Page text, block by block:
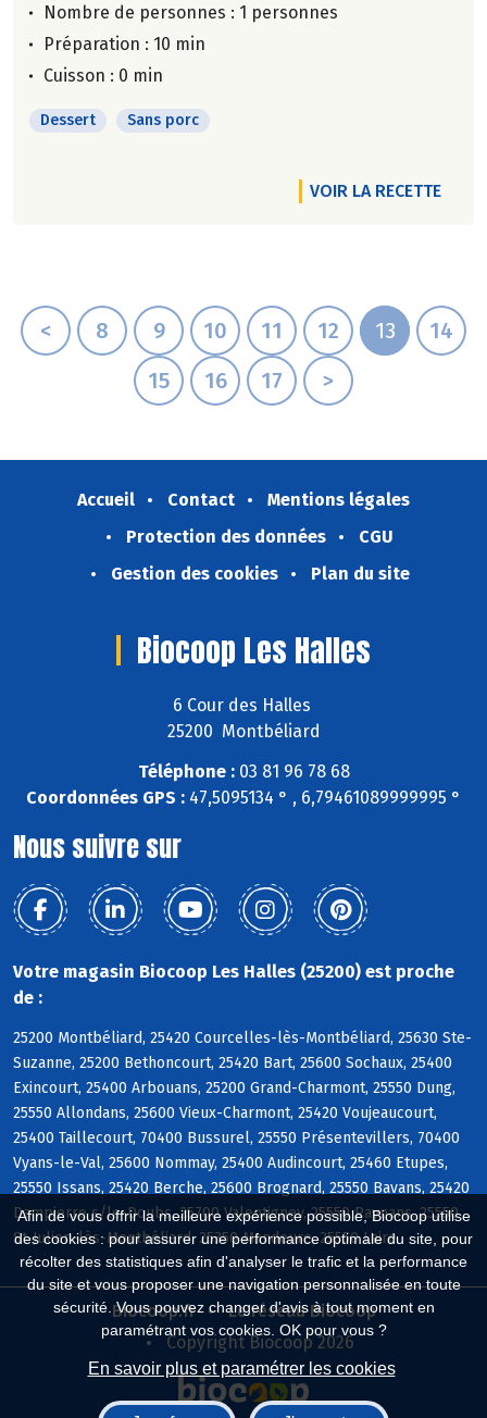
Afin de vous offrir la meilleure expérience possible, Biocoop utilise
des cookies : pour assurer une performance optimale du site, pour
récolter des statistiques afin d'analyser le trafic et la performance
du site et vous proposer une navigation personnalisée en toute
sécurité. Vous pouvez changer d'avis à tout moment en
paramétrant vos cookies. OK pour vous ?
En savoir plus et paramétrer les cookies
Nombre de personnes : 1 personnes
Préparation : 10 min
Cuisson : 0 min
Dessert Sans porc
VOIR LA RECETTE
< 8 9 10 11 12 13
14
15
16 17 >
Accueil Contact
Mentions légales
Protection des données
CGU
Gestion des cookies
Plan du site
Biocoop Les Halles
6 Cour des Halles
25200 Montbéliard
Téléphone :03 81 96 78 68
Coordonnées GPS : 47,5095134 ° , 6,79461089999995 °
Nous suivre sur
Votre magasin Biocoop Les Halles (25200) est proche
de :
25200 Montbéliard, 25420 Courcelles-lès-Montbéliard, 25630 Ste-
Suzanne, 25200 Bethoncourt, 25420 Bart, 25600 Sochaux, 25400
Exincourt, 25400 Arbouans, 25200 Grand-Charmont, 25550 Dung,
25550 Allondans, 25600 Vieux-Charmont, 25420 Voujeaucourt,
25400 Taillecourt, 70400 Bussurel, 25550 Présentevillers, 70400
Vyans-le-Val, 25600 Nommay, 25400 Audincourt, 25460 Etupes,
25550 Issans, 25420 Berche, 25600 Brognard, 25550 Bavans, 25420
Dampierre s/le-Doubs, 25700 Valentigney, 25550 Raynans, 25550
St-Julien-lès-Montbéliard, 25350 Mandeure, 25550 Laire
Biocoop.fr
Le réseau Biocoop
Copyright Biocoop 2026